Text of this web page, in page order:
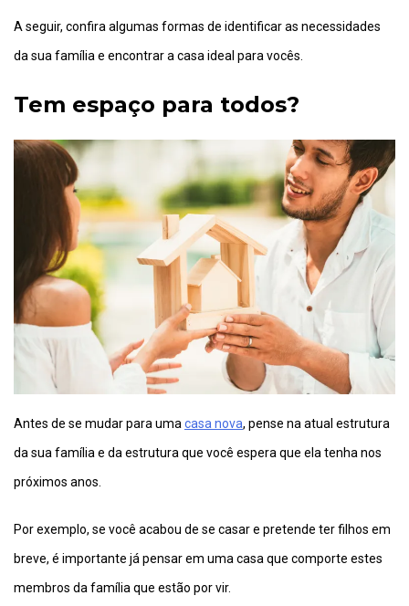
A seguir, confira algumas formas de identificar as necessidades
da sua família e encontrar a casa ideal para vocês.
Tem espaço para todos?
Antes de se mudar para uma casa nova, pense na atual estrutura
da sua família e da estrutura que você espera que ela tenha nos
próximos anos.
Por exemplo, se você acabou de se casar e pretende ter filhos em
breve, é importante já pensar em uma casa que comporte estes
membros da família que estão por vir.